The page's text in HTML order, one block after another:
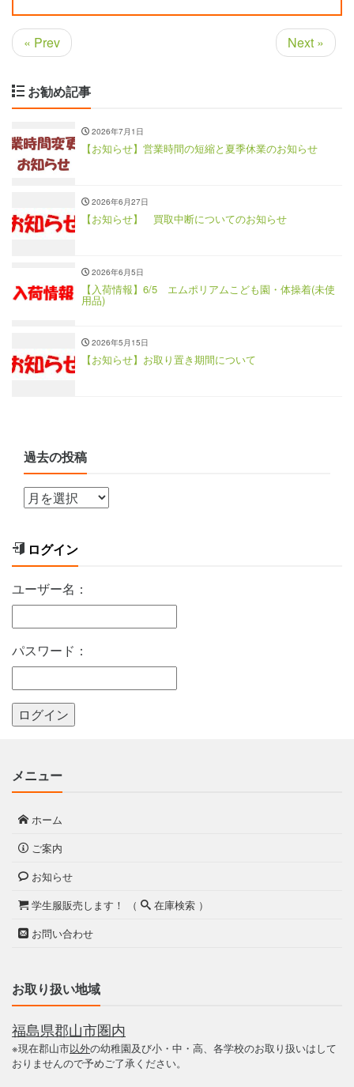
« Prev Next »
お勧め記事
2026年7月1日
【お知らせ】営業時間の短縮と夏季休業のお知らせ
2026年6月27日
【お知らせ】 買取中断についてのお知らせ
2026年6月5日
【入荷情報】6/5 エムポリアムこども園・体操着(未使
用品)
2026年5月15日
【お知らせ】お取り置き期間について
過去の投稿
ログイン
ユーザー名：
パスワード：
メニュー
ホーム
ご案内
お知らせ
学生服販売します！ （
在庫検索 ）
お問い合わせ
お取り扱い地域
福島県郡山市圏内
※現在郡山市以外の幼稚園及び小・中・高、各学校のお取り扱いはして
おりませんので予めご了承ください。